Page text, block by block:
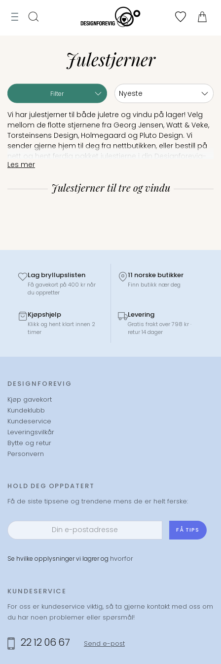
MENY
Til
Merker
Julestjerner
Filter
Sortering:
Vi har julestjerner til både juletre og vindu på lager! Velg
mellom de flotte stjernene fra Georg Jensen, Watt & Veke,
Torsteinsens Design, Holmegaard og Pluto Design. Vi
sender gjerne hjem til deg fra nettbutikken, eller bestill på
nett og hent ferdig pakket julestjerne i din Designforevig-
butikk.
juletradisjon, og den har blitt en kjær dekorasjon i mange
under juletiden og minner oss om betydningen av lys og
også en symbolsk påminnelse om budskapet om
kjærlighet og fred som julen bringer med seg.
Les mer
Julestjerner til tre og vindu
Lag bryllupslisten
Få gavekort på 400 kr når
du oppretter
11 norske butikker
Finn butikk nær deg
Kjøpshjelp
Klikk og hent klart innen 2
timer
Levering
Gratis frakt over 798 kr ·
retur 14 dager
DESIGNFOREVIG
Kjøp gavekort
Kundeklubb
Kundeservice
Leveringsvilkår
Bytte og retur
Personvern
HOLD DEG OPPDATERT
Få de siste tipsene og trendene mens de er helt ferske:
FÅ TIPS
Se hvilke opplysninger vi lagrer og hvorfor
KUNDESERVICE
For oss er kundeservice viktig, så ta gjerne kontakt med oss om
du har noen problemer eller spørsmål!
22 12 06 67 Send e-post